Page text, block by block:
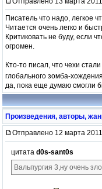
Писатель что надо, легкое
Читается очень легко и
Критиковать не буду, если
огромен.
Кто-то писал, что чехи
глобального зомба-
да, пока еще думаю смогли
Произведения, авторы,
Отправлено 12 марта 2011
цитата d0s-sant0s
Вальпургия 3,ну очень